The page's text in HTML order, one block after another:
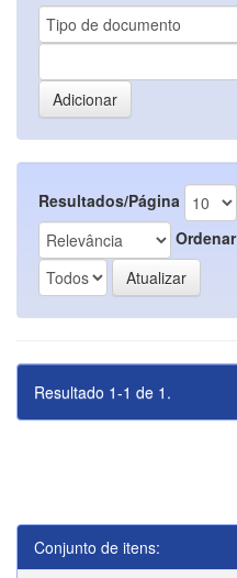
Resultados/Página
Ordenar
Resultado 1-1 de 1.
Conjunto de itens: